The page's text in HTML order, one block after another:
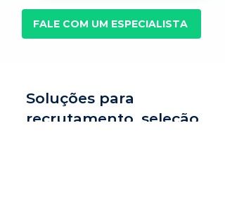
FALE COM UM ESPECIALISTA
Soluções para
recrutamento, seleção